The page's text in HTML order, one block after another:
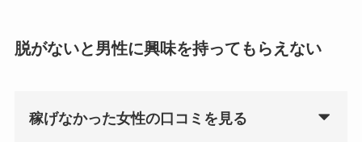
脱がないと男性に興味を持ってもらえない
稼げなかった女性の口コミを見る